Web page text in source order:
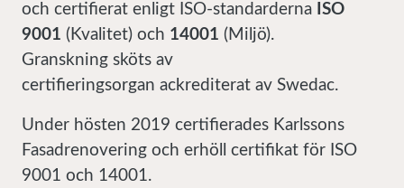
och certifierat enligt ISO-standarderna ISO
9001 (Kvalitet) och 14001 (Miljö).
Granskning sköts av
certifieringsorgan ackrediterat av Swedac.
Under hösten 2019 certifierades Karlssons
Fasadrenovering och erhöll certifikat för ISO
9001 och 14001.